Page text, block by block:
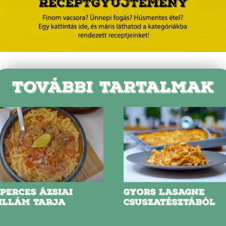
TOVÁBBI TARTALMAK
ÁZSIAI
TARJA
GYORS LASAGNE
CSUSZATÉSZTÁBÓL